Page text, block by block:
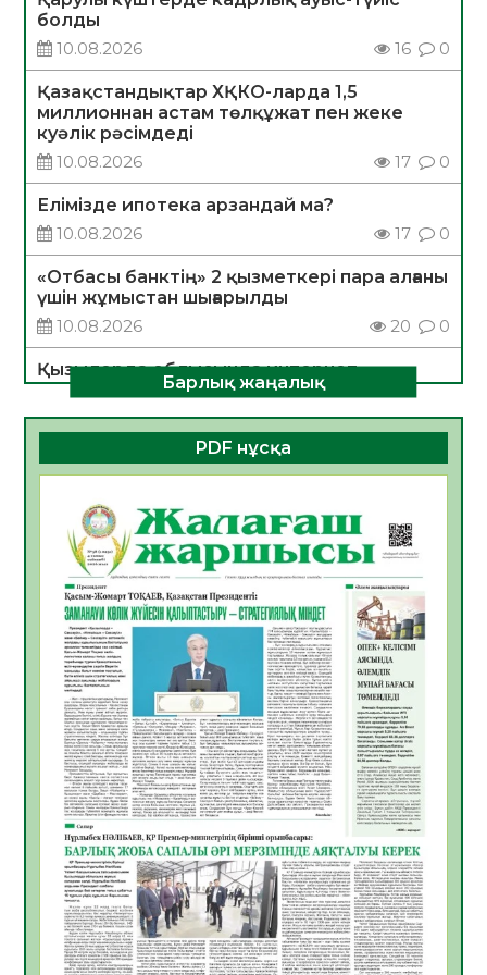
болды
10.08.2026
16 0
Қазақстандықтар ХҚКО-ларда 1,5
миллионнан астам төлқұжат пен жеке
куәлік рәсімдеді
10.08.2026
17 0
Елімізде ипотека арзандай ма?
10.08.2026
17 0
«Отбасы банктің» 2 қызметкері пара алғаны
үшін жұмыстан шығарылды
10.08.2026
20 0
Қызылорда облысында интернет
алаяқтықтың алдын алуға бағытталған
10.08.2026
20 0
САНАЛЫ ТАҢДАУ – ЖАРҚЫН БОЛАШАҚҚА
БАСТАР ЖОЛ
10.08.2026
24
ҚҰРЫЛТАЙ САЙЛАУЫ – АЗАМАТТЫҚ
БЕЛСЕНДІЛІКТІҢ МАҢЫЗДЫ КӨРІНІСІ
10.08.2026
26
Мемлекет басшысы Қасым-Жомарт
Тоқаевтың Абай күнімен құттықтауы
10.08.2026
17
«Жастар және заң мен тәртіп» атты
облыстық жайдарман ойындары өтті
10.08.2026
18
Өңірде «Кең дала-2» бағдарламасы арқылы
80 шаруашылық қаржыландырылды
09.08.2026
28
Жер ресурстары тиімді игерілуде
Барлық жаңалық
PDF нұсқа